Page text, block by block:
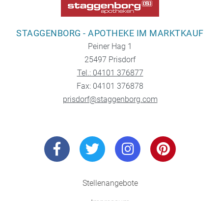
STAGGENBORG - APOTHEKE IM MARKTKAUF
Peiner Hag 1
25497 Prisdorf
Tel.: 04101 376877
Fax: 04101 376878
prisdorf@staggenborg.com
Stellenangebote